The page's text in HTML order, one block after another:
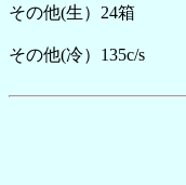
その他(生）24箱
その他(冷）135c/s